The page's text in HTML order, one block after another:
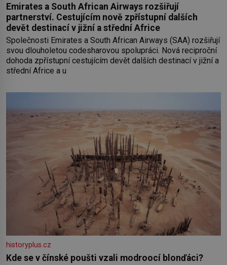
Emirates a South African Airways rozšiřují
partnerství. Cestujícím nově zpřístupní dalších
devět destinací v jižní a střední Africe
Společnosti Emirates a South African Airways (SAA) rozšiřují
svou dlouholetou codesharovou spolupráci. Nová reciproční
dohoda zpřístupní cestujícím devět dalších destinací v jižní a
střední Africe a u
historyplus.cz
Kde se v čínské poušti vzali modroocí blonďáci?